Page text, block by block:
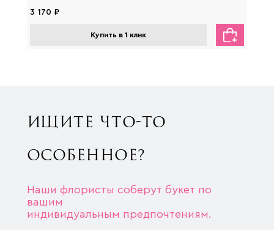
3 170 ₽
Купить в 1 клик
ИЩИТЕ ЧТО-ТО
ОСОБЕННОЕ?
Наши флористы соберут букет по
вашим
индивидуальным предпочтениям.